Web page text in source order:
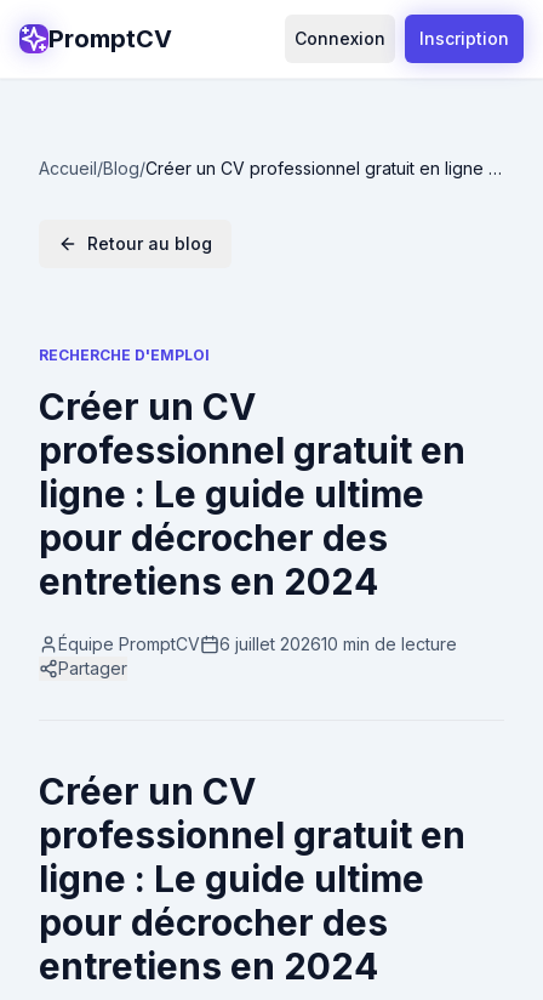
PromptCV Connexion Inscription
Accueil/Blog/Créer un CV professionnel gratuit en ligne :
Retour au blog
RECHERCHE D'EMPLOI
Créer un CV
professionnel gratuit en
ligne : Le guide ultime
pour décrocher des
entretiens en 2024
Équipe PromptCV 6 juillet 202610 min de lecture
Partager
Créer un CV
professionnel gratuit en
ligne : Le guide ultime
pour décrocher des
entretiens en 2024